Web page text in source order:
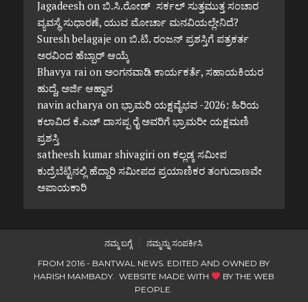
Jagadeeshon ಬಿ.ಸಿ.ರೋಡ್ ಸರ್ಕಲ್ ಸುತ್ತಮುತ್ತ ಸಂಚಾರ
ವ್ಯವಸ್ಥೆ ಸುಧಾರಣೆ, ಯುವ ಮೋರ್ಚಾ ಮನವಿಯಲ್ಲೇನಿದೆ?
Suresh belagaje on ಬಿ.ಟಿ. ರಂಜನ್ ಪ್ರಶಸ್ತಿಗೆ ಪತ್ರಕರ್ತ
ಅರವಿಂದ ಹೆಬ್ಬಾರ್ ಆಯ್ಕೆ
Bhavya raion ಅಂಗನವಾಡಿ ಕಾರ್ಯಕರ್ತೆ, ಸಹಾಯಕಿಯರ
ಹುದ್ದೆ, ಅರ್ಜಿ ಆಹ್ವಾನ
navin acharya on ಭ್ರಾಮರಿ ಯಕ್ಷವೈಭವ -2026: ಹಿರಿಯ
ಕಲಾವಿದ ಕೆ.ಎಚ್ ದಾಸಪ್ಪ ರೈ ಅವರಿಗೆ ಭ್ರಾಮರೀ ಯಕ್ಷಮಣಿ
ಪ್ರಶಸ್ತಿ
satheesh kumar shivagirion ಕಲ್ಲಡ್ಕ ಸಮೀಪ
ಕುದ್ರೆಬೆಟ್ಟಿನಲ್ಲಿ ಹೆದ್ದಾರಿ ಸಮೀಪದ ಪ್ರಯಾಣಿಕರ ತಂಗುದಾಣವೇ
ಅಪಾಯಕಾರಿ
ನಮ್ಮ ಬಗ್ಗೆ
ನಮ್ಮನ್ನು ಸಂಪರ್ಕಿಸಿ
FROM 2016 - BANTWAL NEWS. EDITED AND OWNED BY
HARISH MAMBADY. WEBSITE MADE WITH
BY THE WEB
PEOPLE